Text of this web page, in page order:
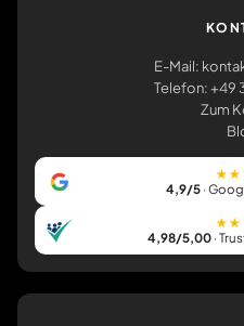
E-Mail:
Telefon: +49
Zum
4,9/5·
4,98/5,00·